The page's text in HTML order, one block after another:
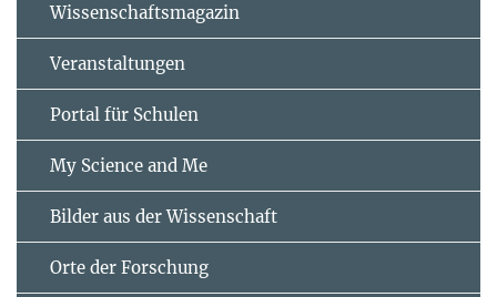
Wissenschaftsmagazin
Veranstaltungen
Portal für Schulen
My Science and Me
Bilder aus der Wissenschaft
Orte der Forschung